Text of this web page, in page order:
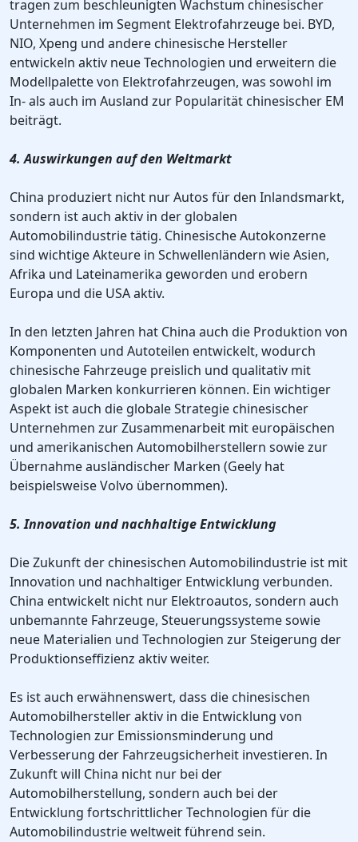
tragen zum beschleunigten Wachstum chinesischer
Unternehmen im Segment Elektrofahrzeuge bei. BYD,
NIO, Xpeng und andere chinesische Hersteller
entwickeln aktiv neue Technologien und erweitern die
Modellpalette von Elektrofahrzeugen, was sowohl im
In- als auch im Ausland zur Popularität chinesischer EM
beiträgt.
4. Auswirkungen auf den Weltmarkt
China produziert nicht nur Autos für den Inlandsmarkt,
sondern ist auch aktiv in der globalen
Automobilindustrie tätig. Chinesische Autokonzerne
sind wichtige Akteure in Schwellenländern wie Asien,
Afrika und Lateinamerika geworden und erobern
Europa und die USA aktiv.
In den letzten Jahren hat China auch die Produktion von
Komponenten und Autoteilen entwickelt, wodurch
chinesische Fahrzeuge preislich und qualitativ mit
globalen Marken konkurrieren können. Ein wichtiger
Aspekt ist auch die globale Strategie chinesischer
Unternehmen zur Zusammenarbeit mit europäischen
und amerikanischen Automobilherstellern sowie zur
Übernahme ausländischer Marken (Geely hat
beispielsweise Volvo übernommen).
5. Innovation und nachhaltige Entwicklung
Die Zukunft der chinesischen Automobilindustrie ist mit
Innovation und nachhaltiger Entwicklung verbunden.
China entwickelt nicht nur Elektroautos, sondern auch
unbemannte Fahrzeuge, Steuerungssysteme sowie
neue Materialien und Technologien zur Steigerung der
Produktionseffizienz aktiv weiter.
Es ist auch erwähnenswert, dass die chinesischen
Automobilhersteller aktiv in die Entwicklung von
Technologien zur Emissionsminderung und
Verbesserung der Fahrzeugsicherheit investieren. In
Zukunft will China nicht nur bei der
Automobilherstellung, sondern auch bei der
Entwicklung fortschrittlicher Technologien für die
Automobilindustrie weltweit führend sein.